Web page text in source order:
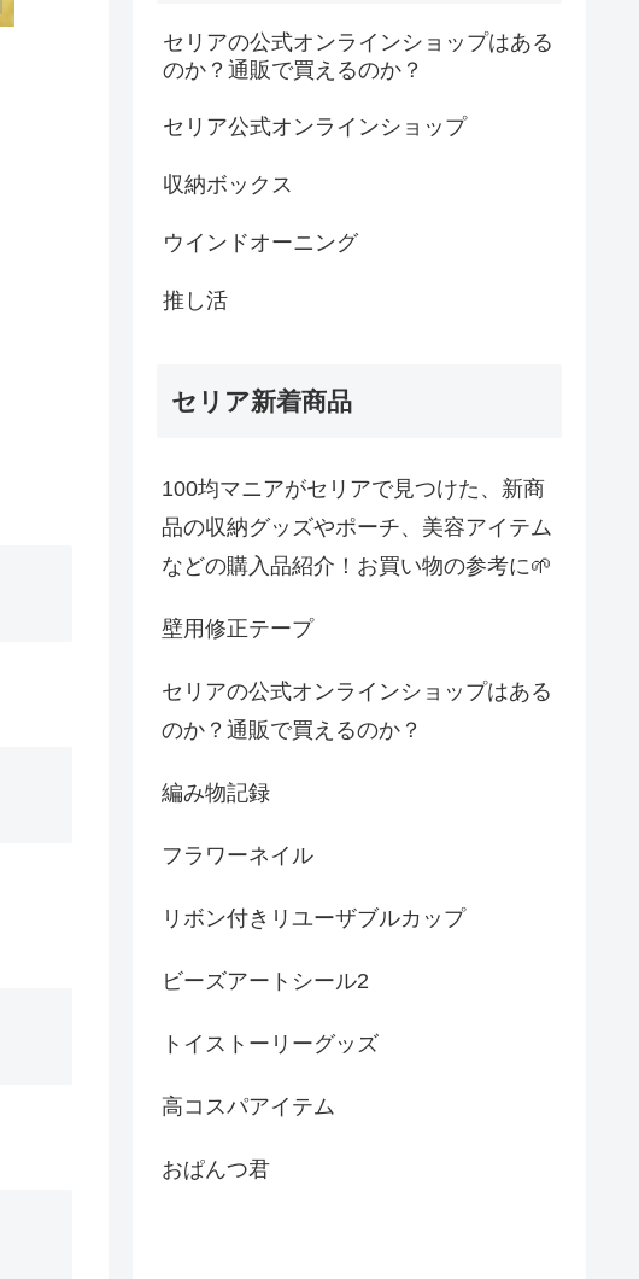
セリアの公式オンラインショップはある
のか？通販で買えるのか？
セリア公式オンラインショップ
収納ボックス
ウインドオーニング
推し活
セリア新着商品
100均マニアがセリアで見つけた、新商
品の収納グッズやポーチ、美容アイテム
などの購入品紹介！お買い物の参考に🌱
壁用修正テープ
セリアの公式オンラインショップはある
のか？通販で買えるのか？
編み物記録
フラワーネイル
リボン付きリユーザブルカップ
ビーズアートシール2
トイストーリーグッズ
高コスパアイテム
おぱんつ君